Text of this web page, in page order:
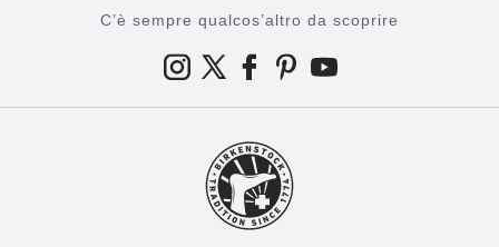
C’è sempre qualcos’altro da scoprire